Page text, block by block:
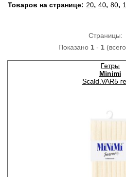
Товаров на странице: 20, 40, 80,
Страницы:
Показано 1- 1(всего
Гетры
Minimi
Scald.VAR5